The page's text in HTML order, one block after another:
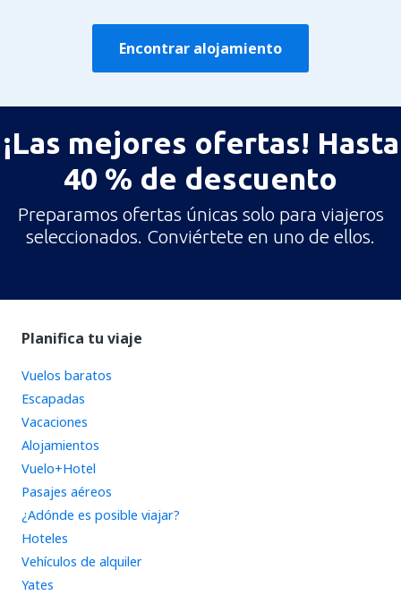
Encontrar alojamiento
¡Las mejores ofertas! Hasta
40 % de descuento
Preparamos ofertas únicas solo para viajeros
seleccionados. Conviértete en uno de ellos.
Planifica tu viaje
Vuelos baratos
Escapadas
Vacaciones
Alojamientos
Vuelo+Hotel
Pasajes aéreos
¿Adónde es posible viajar?
Hoteles
Vehículos de alquiler
Yates